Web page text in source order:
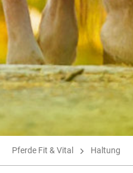
Pferde Fit & Vital Haltung